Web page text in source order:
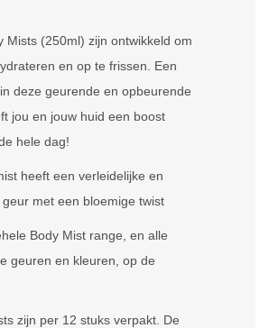
Mists (250ml) zijn ontwikkeld om
en op te frissen. Een
deze geurende en opbeurende
jou en jouw huid een boost
hele dag!
heeft een verleidelijke en
met een bloemige twist
Body Mist range, en alle
geuren en kleuren, op de
zijn per 12 stuks verpakt. De